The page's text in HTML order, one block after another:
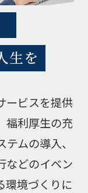
求
生を
ービスを提供
福利厚生の充
ムの導入、
などのイベン
環境づくりに